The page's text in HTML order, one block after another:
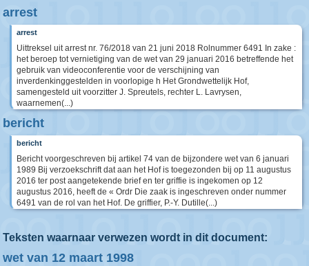
arrest
arrest
Uittreksel uit arrest nr. 76/2018 van 21 juni 2018 Rolnummer 6491 In zake :
het beroep tot vernietiging van de wet van 29 januari 2016 betreffende het
gebruik van videoconferentie voor de verschijning van
inverdenkinggestelden in voorlopige h Het Grondwettelijk Hof,
samengesteld uit voorzitter J. Spreutels, rechter L. Lavrysen,
waarnemen(...)
bericht
bericht
Bericht voorgeschreven bij artikel 74 van de bijzondere wet van 6 januari
1989 Bij verzoekschrift dat aan het Hof is toegezonden bij op 11 augustus
2016 ter post aangetekende brief en ter griffie is ingekomen op 12
augustus 2016, heeft de « Ordr Die zaak is ingeschreven onder nummer
6491 van de rol van het Hof. De griffier, P.-Y. Dutille(...)
Teksten waarnaar verwezen wordt in dit document:
wet van 12 maart 1998